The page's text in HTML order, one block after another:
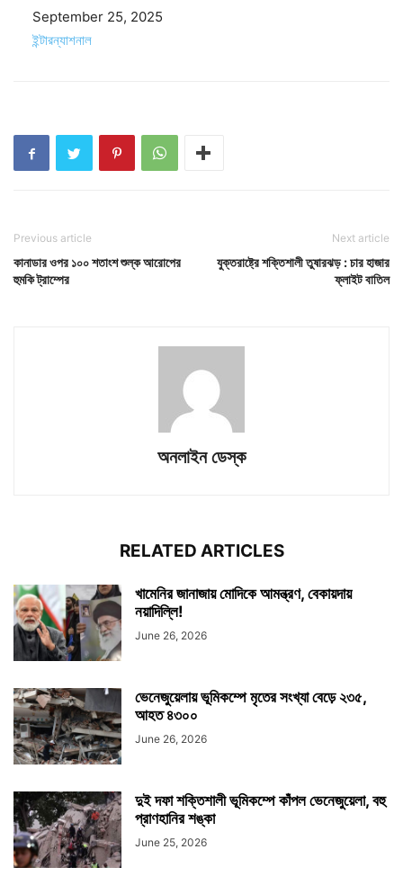
Date
September 25, 2025
In relation to
ইন্টারন্যাশনাল
Previous article
কানাডার ওপর ১০০ শতাংশ শুল্ক আরোপের
হুমকি ট্রাম্পের
Next article
যুক্তরাষ্ট্রে শক্তিশালী তুষারঝড় : চার হাজার
ফ্লাইট বাতিল
অনলাইন ডেস্ক
RELATED ARTICLES
খামেনির জানাজায় মোদিকে আমন্ত্রণ, বেকায়দায়
নয়াদিল্লি!
June 26, 2026
ভেনেজুয়েলায় ভূমিকম্পে মৃতের সংখ্যা বেড়ে ২৩৫,
আহত ৪৩০০
June 26, 2026
দুই দফা শক্তিশালী ভূমিকম্পে কাঁপল ভেনেজুয়েলা, বহু
প্রাণহানির শঙ্কা
June 25, 2026